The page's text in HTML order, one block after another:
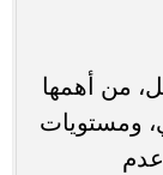
من أهمها
ومستويات
عدم